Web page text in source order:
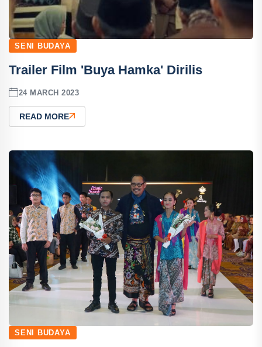
SENI BUDAYA
Trailer Film 'Buya Hamka' Dirilis
24 MARCH 2023
READ MORE
SENI BUDAYA